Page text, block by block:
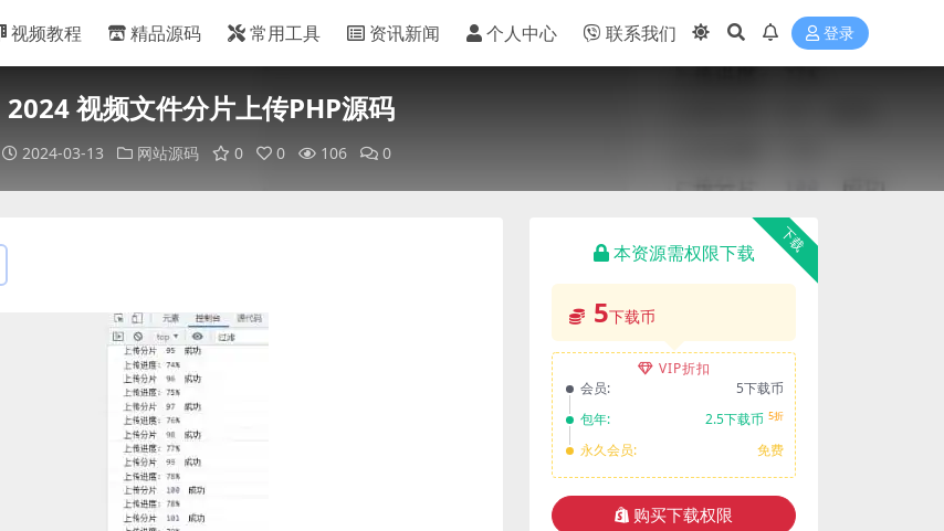
视频教程 精品源码 常用工具 资讯新闻 个人中心 联系我们 登录
2024 视频文件分片上传PHP源码
2024-03-13 网站源码 0 0 106 0
下载
本资源需权限下载
5下载币
VIP折扣
会员:
5下载币
包年:
2.5下载币 5折
永久会员: 免费
购买下载权限